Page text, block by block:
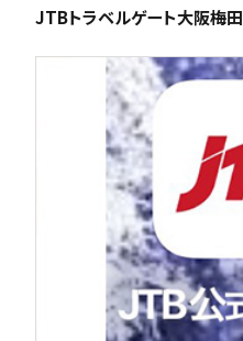
JTBトラベルゲート大阪梅田